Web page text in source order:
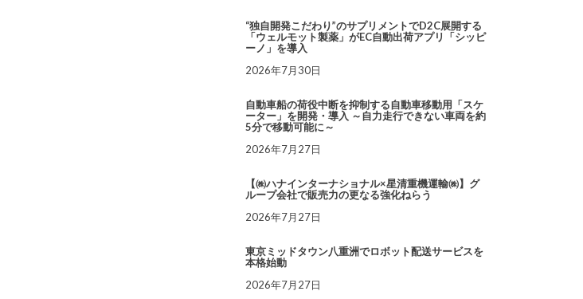
“独自開発こだわり”のサプリメントでD2C展開する
「ウェルモット製薬」がEC自動出荷アプリ「シッピ
ーノ」を導入
2026年7月30日
自動車船の荷役中断を抑制する自動車移動用「スケ
ーター」を開発・導入 ～自力走行できない車両を約
5分で移動可能に～
2026年7月27日
【㈱ハナインターナショナル×星清重機運輸㈱】グ
ループ会社で販売力の更なる強化ねらう
2026年7月27日
東京ミッドタウン八重洲でロボット配送サービスを
本格始動
2026年7月27日